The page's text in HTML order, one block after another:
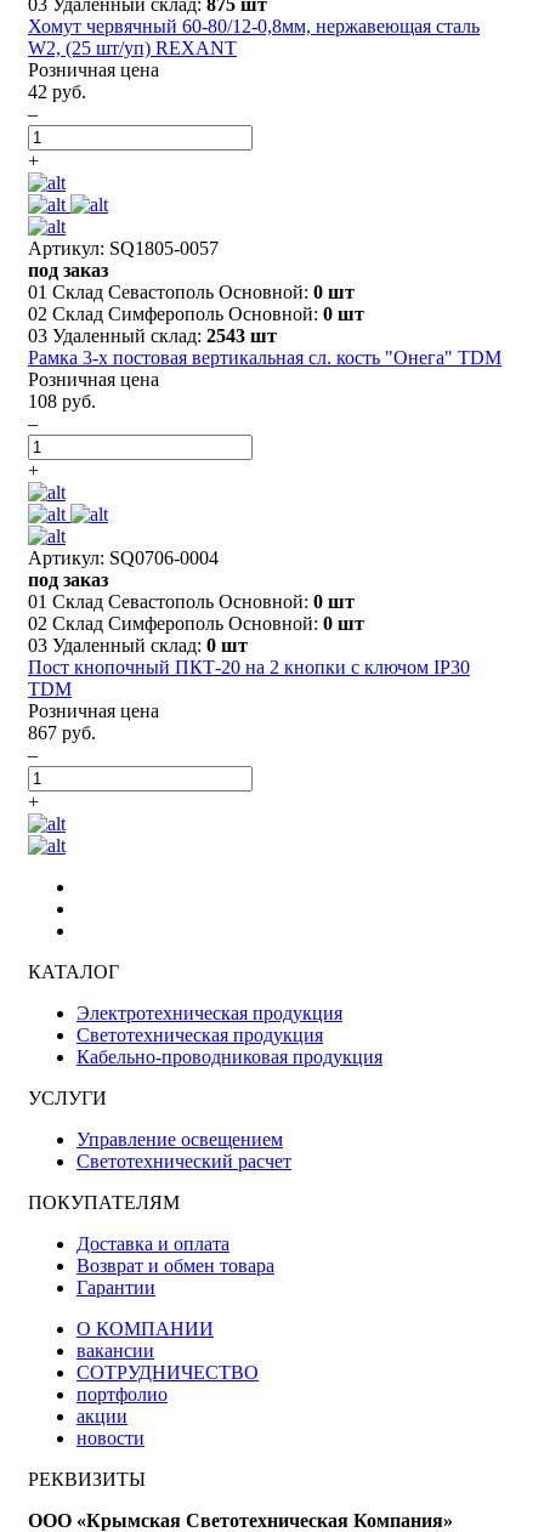
Хомут червячный 60-80/12-0,8мм, нержавеющая сталь
W2, (25 шт/уп) REXANT
Розничная цена
42 руб.
–
+
Артикул: SQ1805-0057
под заказ
01 Склад Севастополь Основной: 0 шт
02 Склад Симферополь Основной: 0 шт
03 Удаленный склад: 2543 шт
Рамка 3-х постовая вертикальная сл. кость "Онега" TDM
Розничная цена
108 руб.
–
+
Артикул: SQ0706-0004
под заказ
01 Склад Севастополь Основной: 0 шт
02 Склад Симферополь Основной: 0 шт
03 Удаленный склад: 0 шт
Пост кнопочный ПКТ-20 на 2 кнопки с ключом IP30
TDM
Розничная цена
867 руб.
–
+
КАТАЛОГ
Электротехническая продукция
Светотехническая продукция
Кабельно-проводниковая продукция
УСЛУГИ
Управление освещением
Светотехнический расчет
ПОКУПАТЕЛЯМ
Доставка и оплата
Возврат и обмен товара
Гарантии
О КОМПАНИИ
вакансии
СОТРУДНИЧЕСТВО
портфолио
акции
новости
РЕКВИЗИТЫ
ООО «Крымская Светотехническая Компания»